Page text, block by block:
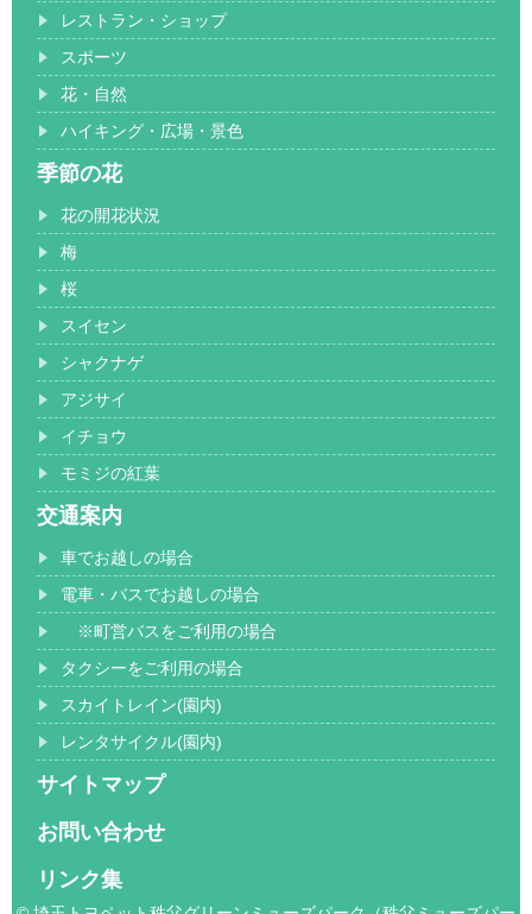
レストラン・ショップ
スポーツ
花・自然
ハイキング・広場・景色
季節の花
花の開花状況
梅
桜
スイセン
シャクナゲ
アジサイ
イチョウ
モミジの紅葉
交通案内
車でお越しの場合
電車・バスでお越しの場合
※町営バスをご利用の場合
タクシーをご利用の場合
スカイトレイン(園内)
レンタサイクル(園内)
サイトマップ
お問い合わせ
リンク集